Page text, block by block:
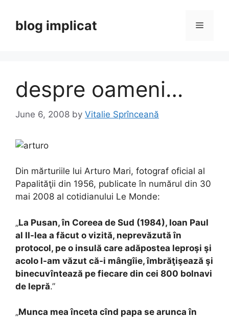
contentblog implicat Menu
despre oameni…
June 6, 2008 by Vitalie Sprînceană
Din mărturiile lui Arturo Mari, fotograf oficial al
Papalităţii din 1956, publicate în numărul din 30
mai 2008 al cotidianului Le Monde:
„La Pusan, în Coreea de Sud (1984), Ioan Paul
al II-lea a făcut o vizită, neprevăzută în
protocol, pe o insulă care adăpostea leproşi şi
acolo l-am văzut că-i mângîie, îmbrăţişează şi
binecuvîntează pe fiecare din cei 800 bolnavi
de lepră.”
„Munca mea înceta cînd papa se arunca în